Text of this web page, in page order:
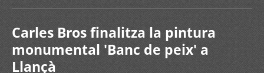
Carles Bros finalitza la pintura
monumental 'Banc de peix' a
Llançà